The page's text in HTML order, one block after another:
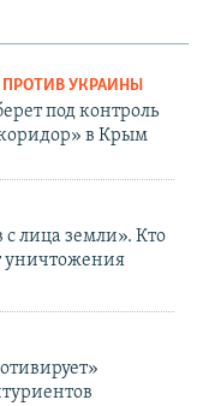
УКРАИНЫ
под контроль
в Крым
с лица земли». Кто
уничтожения